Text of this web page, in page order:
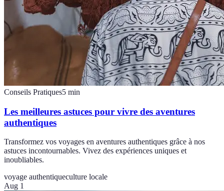
Conseils Pratiques5 min
Les meilleures astuces pour vivre des aventures
authentiques
Transformez vos voyages en aventures authentiques grâce à nos
astuces incontournables. Vivez des expériences uniques et
inoubliables.
voyage authentiqueculture locale
Aug 1